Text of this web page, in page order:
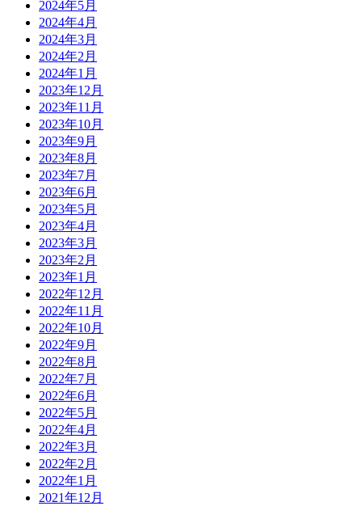
2024年5月
2024年4月
2024年3月
2024年2月
2024年1月
2023年12月
2023年11月
2023年10月
2023年9月
2023年8月
2023年7月
2023年6月
2023年5月
2023年4月
2023年3月
2023年2月
2023年1月
2022年12月
2022年11月
2022年10月
2022年9月
2022年8月
2022年7月
2022年6月
2022年5月
2022年4月
2022年3月
2022年2月
2022年1月
2021年12月